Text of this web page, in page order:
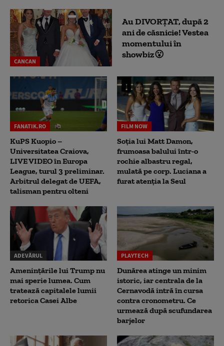
CANCAN
Au DIVORȚAT, după 2
ani de căsnicie! Vestea
momentului în
showbiz😮
FANATIK.RO
KuPS Kuopio –
Universitatea Craiova,
LIVE VIDEO în Europa
League, turul 3 preliminar.
Arbitrul delegat de UEFA,
talisman pentru olteni
FILM NOW
Soția lui Matt Damon,
frumoasa balului într-o
rochie albastru regal,
mulată pe corp. Luciana a
furat atenția la Seul
ADEVĂRUL
Amenințările lui Trump nu
mai sperie lumea. Cum
tratează capitalele lumii
retorica Casei Albe
PLAYTECH
Dunărea atinge un minim
istoric, iar centrala de la
Cernavodă intră în cursa
contra cronometru. Ce
urmează după scufundarea
barjelor